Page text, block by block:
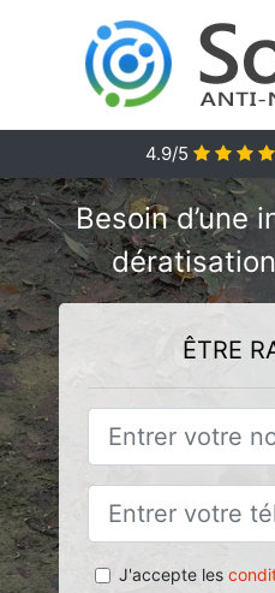
4.9/5
Besoin d’une
ÊTRE
J'accepte les